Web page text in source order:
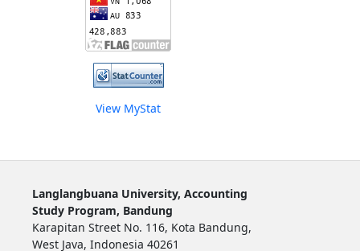
View MyStat
Langlangbuana University, Accounting
Study Program, Bandung
Karapitan Street No. 116, Kota Bandung,
West Java, Indonesia 40261